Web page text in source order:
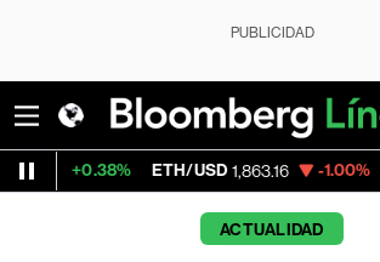
PUBLICIDAD
ETH/USD 1,863.16 -1.00% Visa 368.86
ACTUALIDAD